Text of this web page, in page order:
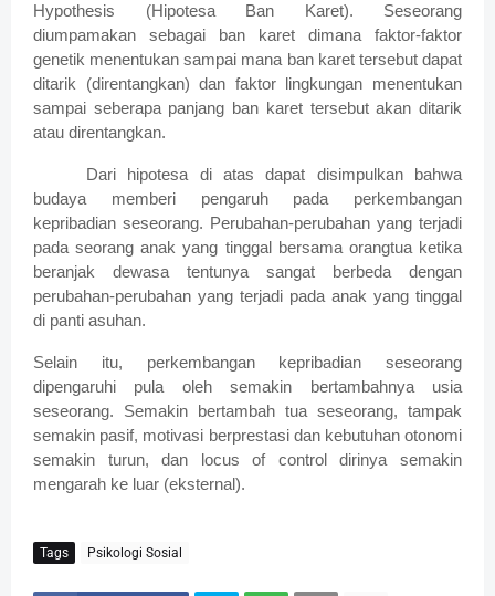
Hypothesis (Hipotesa Ban Karet). Seseorang
diumpamakan sebagai ban karet dimana faktor-faktor
genetik menentukan sampai mana ban karet tersebut dapat
ditarik (direntangkan) dan faktor lingkungan menentukan
sampai seberapa panjang ban karet tersebut akan ditarik
atau direntangkan.
Dari hipotesa di atas dapat disimpulkan bahwa
budaya memberi pengaruh pada perkembangan
kepribadian seseorang. Perubahan-perubahan yang terjadi
pada seorang anak yang tinggal bersama orangtua ketika
beranjak dewasa tentunya sangat berbeda dengan
perubahan-perubahan yang terjadi pada anak yang tinggal
di panti asuhan.
Selain itu, perkembangan kepribadian seseorang
dipengaruhi pula oleh semakin bertambahnya usia
seseorang. Semakin bertambah tua seseorang, tampak
semakin pasif, motivasi berprestasi dan kebutuhan otonomi
semakin turun, dan locus of control dirinya semakin
mengarah ke luar (eksternal).
Tags Psikologi Sosial